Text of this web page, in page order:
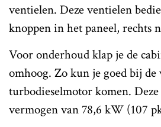
ventielen. Deze ventielen
knoppen in het paneel, rechts
Voor onderhoud klap je de
omhoog. Zo kun je goed bij
turbodieselmotor komen.
vermogen van 78,6 kW (107